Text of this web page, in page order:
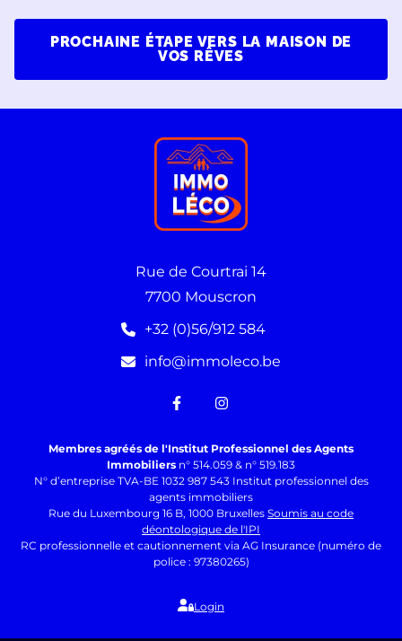
PROCHAINE ÉTAPE VERS LA MAISON DE
VOS RÊVES
Rue de Courtrai 14
7700 Mouscron
+32 (0)56/912 584
info@immoleco.be
Membres agréés de l'Institut Professionnel des Agents
Immobiliers n° 514.059 & n° 519.183
N° d’entreprise TVA-BE 1032 987 543 Institut professionnel des
agents immobiliers
Rue du Luxembourg 16 B, 1000 Bruxelles Soumis au code
déontologique de l'IPI
RC professionnelle et cautionnement via AG Insurance (numéro de
police : 97380265)
Login